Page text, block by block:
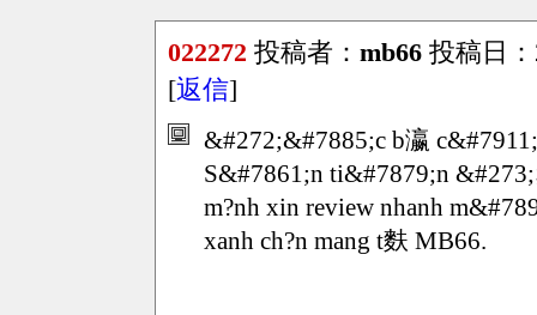
022272 投稿者： mb66 投稿日：
[返信]
&#272;&#7885;c b瀛
S&#7861;n ti&#7879;n
m?nh xin review nhanh
xanh ch?n mang t麩 MB66.